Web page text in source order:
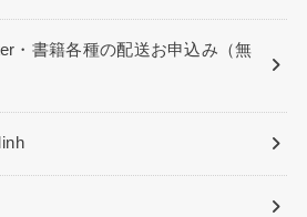
・書籍各種の配送お申込み（無